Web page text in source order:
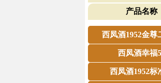
产品名称
西凤酒1952金尊
西凤酒幸福
西凤酒1952标